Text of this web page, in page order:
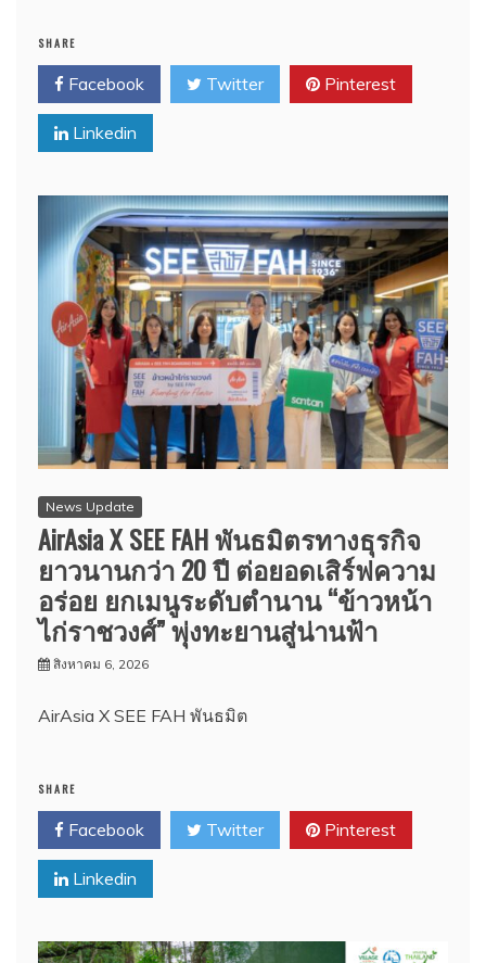
SHARE
Facebook Twitter Pinterest
Linkedin
News Update
AirAsia X SEE FAH พันธมิตรทางธุรกิจ
ยาวนานกว่า 20 ปี ต่อยอดเสิร์ฟความ
อร่อย ยกเมนูระดับตำนาน “ข้าวหน้า
ไก่ราชวงศ์” พุ่งทะยานสู่น่านฟ้า
สิงหาคม 6, 2026
AirAsia X SEE FAH พันธมิต
SHARE
Facebook Twitter Pinterest
Linkedin